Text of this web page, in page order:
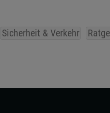
Sicherheit & Verkehr